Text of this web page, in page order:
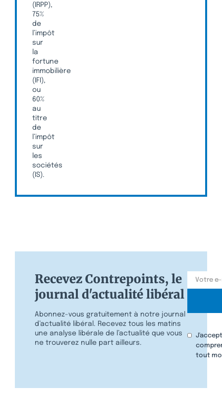
(IRPP),
75%
de
l’impôt
sur
la
fortune
immobilière
(IFI),
ou
60%
au
titre
de
l’impôt
sur
les
sociétés
(IS).
Recevez Contrepoints, le
journal d'actualité libéral
Abonnez-vous gratuitement à notre journal
d’actualité libéral. Recevez tous les matins
une analyse libérale de l’actualité que vous
ne trouverez nulle part ailleurs.
tout